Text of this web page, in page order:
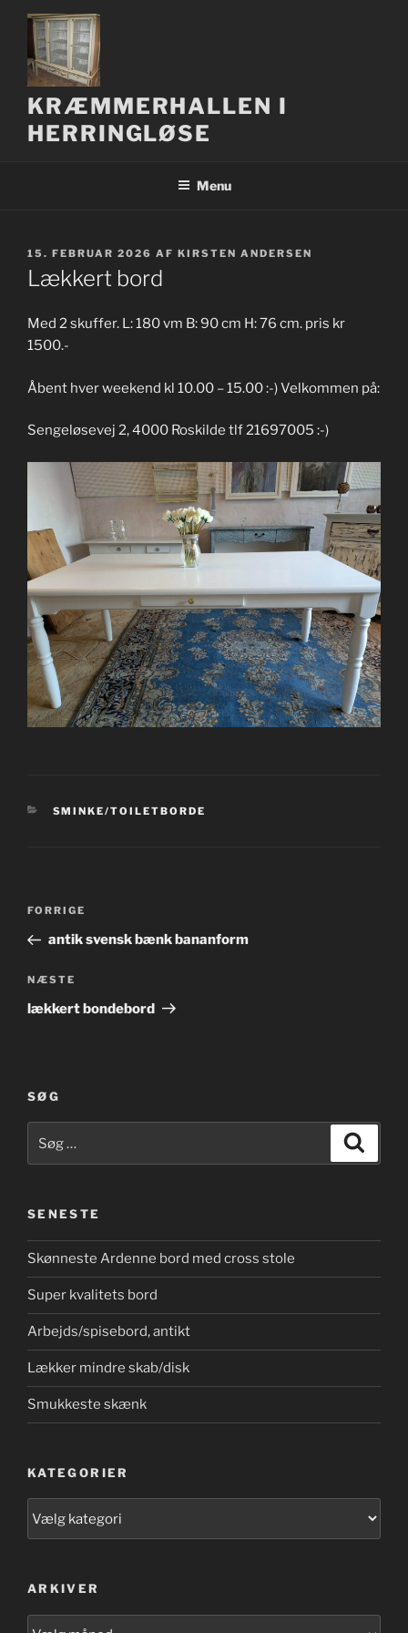
Videre
indhold
KRÆMMERHALLEN I
HERRINGLØSE
Menu
UDGIVET
DEN
15. FEBRUAR 2026 AF KIRSTEN ANDERSEN
Lækkert bord
Med 2 skuffer. L: 180 vm B: 90 cm H: 76 cm. pris kr
1500.-
Åbent hver weekend kl 10.00 – 15.00 :-) Velkommen på:
Sengeløsevej 2, 4000 Roskilde tlf 21697005 :-)
KATEGORIER
SMINKE/TOILETBORDE
Indlægsnavigation
Forrige
indlæg
FORRIGE
antik svensk bænk bananform
Næste
indlæg
NÆSTE
lækkert bondebord
SØG
efter:
SENESTE
Skønneste Ardenne bord med cross stole
Super kvalitets bord
Arbejds/spisebord, antikt
Lækker mindre skab/disk
Smukkeste skænk
KATEGORIER
ARKIVER